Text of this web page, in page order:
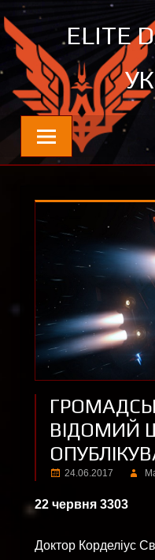
Перейти
до
контенту
ELITE
Новини та цікавинки
ВІДОМИЙ
24.06.2017
22 червня 3303
Доктор Корделіус